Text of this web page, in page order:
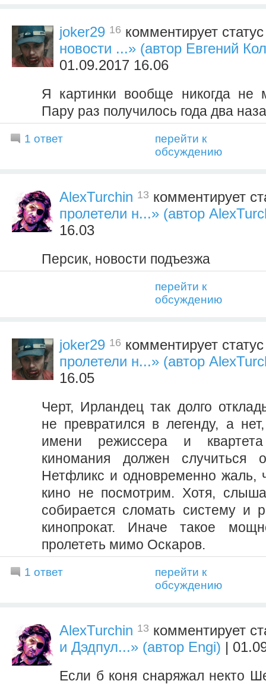
joker29 16 комментирует
новости ...» (автор Евгений
01.09.2017 16.06
Я картинки вообще никогда не
Пару раз получилось года два
1 ответ
перейти к
обсуждению
AlexTurchin 13 комментирует
пролетели н...» (автор
16.03
Персик, новости подъезжа
перейти к
обсуждению
joker29 16 комментирует
пролетели н...» (автор
16.05
Черт, Ирландец так долго
не превратился в легенду, а
имени режиссера и
киномания должен случиться
Нетфликс и одновременно жаль,
кино не посмотрим. Хотя,
собирается сломать систему и
кинопрокат. Иначе такое
пролететь мимо Оскаров.
1 ответ
перейти к
обсуждению
AlexTurchin 13 комментирует
и Дэдпул...» (автор Engi) |
Если б коня снаряжал некто